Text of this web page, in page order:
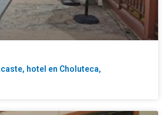
hotel en Choluteca,